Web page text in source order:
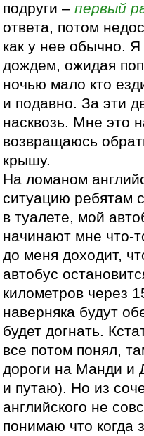
подруги –первый
ответа, потом
как у нее обычно.
дождем, ожидая
ночью мало кто
и подавно. За эти
насквозь. Мне это
возвращаюсь
крышу.
На ломаном
ситуацию ребятам
в туалете, мой
начинают мне что-
до меня доходит,
автобус
километров через
наверняка будут
будет догнать.
все потом понял,
дороги на Манди и
и путаю). Но из
английского не
понимаю что когда